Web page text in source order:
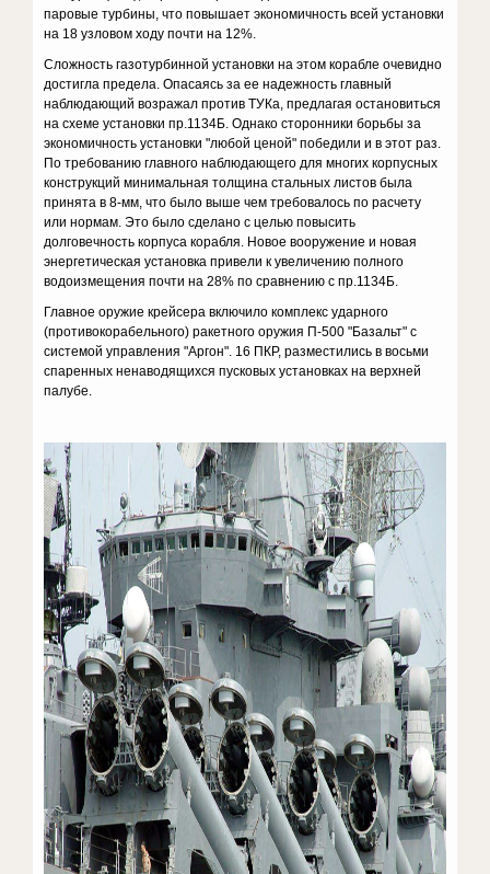
паровые турбины, что повышает экономичность всей установки
на 18 узловом ходу почти на 12%.
Сложность газотурбинной установки на этом корабле очевидно
достигла предела. Опасаясь за ее надежность главный
наблюдающий возражал против ТУКа, предлагая остановиться
на схеме установки пр.1134Б. Однако сторонники борьбы за
экономичность установки "любой ценой" победили и в этот раз.
По требованию главного наблюдающего для многих корпусных
конструкций минимальная толщина стальных листов была
принята в 8-мм, что было выше чем требовалось по расчету
или нормам. Это было сделано с целью повысить
долговечность корпуса корабля. Новое вооружение и новая
энергетическая установка привели к увеличению полного
водоизмещения почти на 28% по сравнению с пр.1134Б.
Главное оружие крейсера включило комплекс ударного
(противокорабельного) ракетного оружия П-500 "Базальт" с
системой управления "Аргон". 16 ПКР, разместились в восьми
спаренных ненаводящихся пусковых установках на верхней
палубе.